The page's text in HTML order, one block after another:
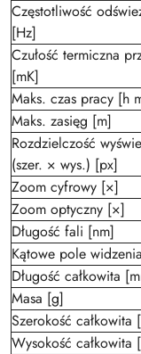
Częstotliwość
[Hz]
Czułość termiczna
[mK]
Maks. czas pracy [h
Maks. zasięg [m]
Rozdzielczość
(szer. × wys.) [px]
Zoom cyfrowy [×]
Zoom optyczny [×]
Długość fali [nm]
Kątowe pole
Długość całkowita
Masa [g]
Szerokość całkowita
Wysokość całkowita